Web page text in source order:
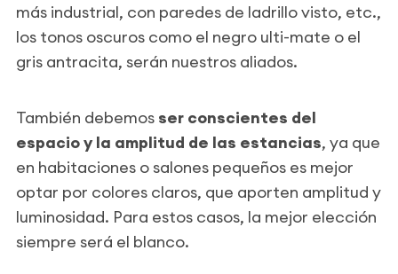
más industrial, con paredes de ladrillo visto, etc.,
los tonos oscuros como el negro ulti-mate o el
gris antracita, serán nuestros aliados.
También debemos ser conscientes del
espacio y la amplitud de las estancias, ya que
en habitaciones o salones pequeños es mejor
optar por colores claros, que aporten amplitud y
luminosidad. Para estos casos, la mejor elección
siempre será el blanco.